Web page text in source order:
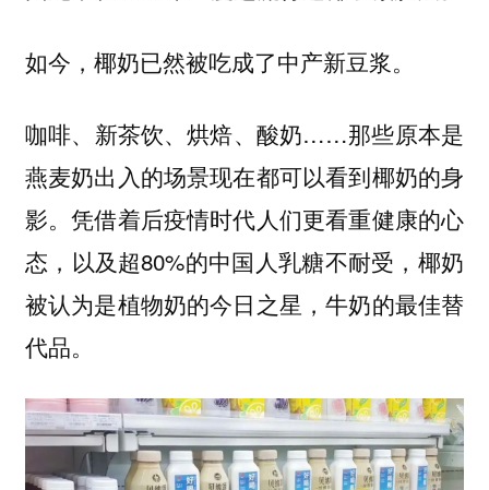
如今，椰奶已然被吃成了中产新豆浆。
咖啡、新茶饮、烘焙、酸奶……那些原本是
燕麦奶出入的场景现在都可以看到椰奶的身
影。凭借着后疫情时代人们更看重健康的心
态，以及超80%的中国人乳糖不耐受，椰奶
被认为是植物奶的今日之星，牛奶的最佳替
代品。